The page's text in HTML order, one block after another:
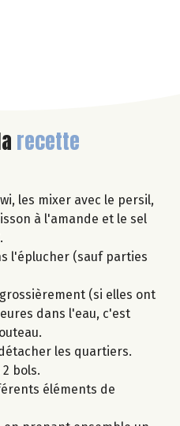
recette
les mixer avec le persil,
à l'amande et le sel
l'éplucher (sauf parties
(si elles ont
dans l'eau, c'est
les quartiers.
bols.
éléments de